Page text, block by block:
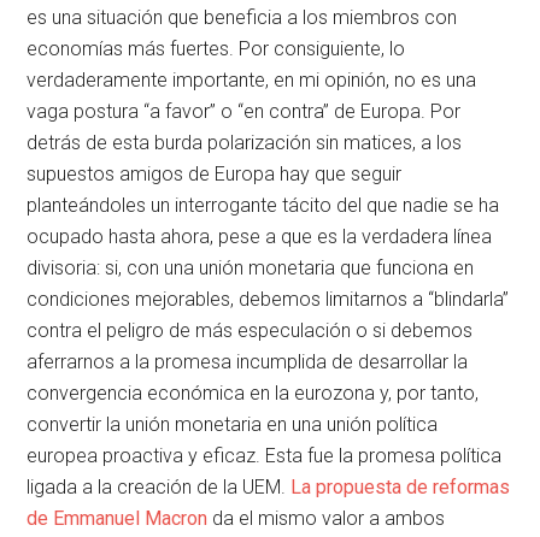
es una situación que beneficia a los miembros con
economías más fuertes. Por consiguiente, lo
verdaderamente importante, en mi opinión, no es una
vaga postura “a favor” o “en contra” de Europa. Por
detrás de esta burda polarización sin matices, a los
supuestos amigos de Europa hay que seguir
planteándoles un interrogante tácito del que nadie se ha
ocupado hasta ahora, pese a que es la verdadera línea
divisoria: si, con una unión monetaria que funciona en
condiciones mejorables, debemos limitarnos a “blindarla”
contra el peligro de más especulación o si debemos
aferrarnos a la promesa incumplida de desarrollar la
convergencia económica en la eurozona y, por tanto,
convertir la unión monetaria en una unión política
europea proactiva y eficaz. Esta fue la promesa política
ligada a la creación de la UEM. La propuesta de reformas
de Emmanuel Macron da el mismo valor a ambos